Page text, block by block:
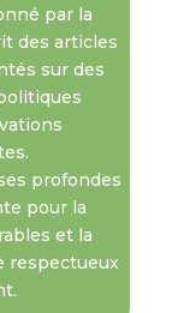
par la
des articles
sur des
profondes
pour la
et la
respectueux